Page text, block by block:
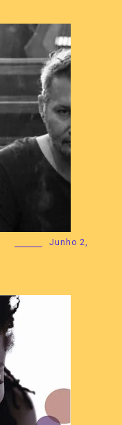
Junho 2,